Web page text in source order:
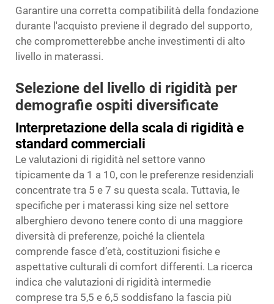
Garantire una corretta compatibilità della fondazione
durante l'acquisto previene il degrado del supporto,
che comprometterebbe anche investimenti di alto
livello in materassi.
Selezione del livello di rigidità per
demografie ospiti diversificate
Interpretazione della scala di rigidità e
standard commerciali
Le valutazioni di rigidità nel settore vanno
tipicamente da 1 a 10, con le preferenze residenziali
concentrate tra 5 e 7 su questa scala. Tuttavia, le
specifiche per i materassi king size nel settore
alberghiero devono tenere conto di una maggiore
diversità di preferenze, poiché la clientela
comprende fasce d’età, costituzioni fisiche e
aspettative culturali di comfort differenti. La ricerca
indica che valutazioni di rigidità intermedie
comprese tra 5,5 e 6,5 soddisfano la fascia più